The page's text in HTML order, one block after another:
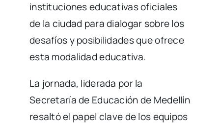
instituciones educativas oficiales
de la ciudad para dialogar sobre los
desafíos y posibilidades que ofrece
esta modalidad educativa.
La jornada, liderada por la
Secretaría de Educación de Medellín
resaltó el papel clave de los equipos